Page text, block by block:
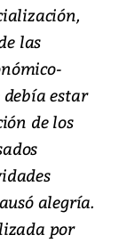
las
debía estar
de los
alegría.
por